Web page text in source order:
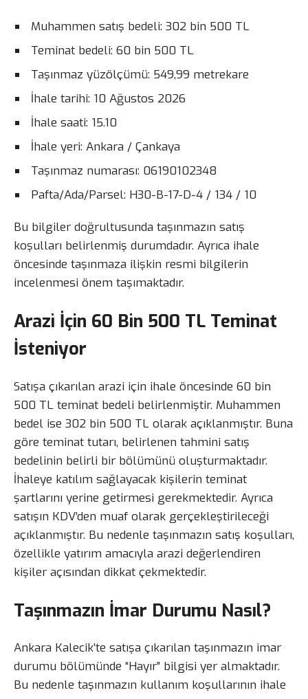
Muhammen satış bedeli: 302 bin 500 TL
Teminat bedeli: 60 bin 500 TL
Taşınmaz yüzölçümü: 549,99 metrekare
İhale tarihi: 10 Ağustos 2026
İhale saati: 15.10
İhale yeri: Ankara / Çankaya
Taşınmaz numarası: 06190102348
Pafta/Ada/Parsel: H30-B-17-D-4 / 134 / 10
Bu bilgiler doğrultusunda taşınmazın satış
koşulları belirlenmiş durumdadır. Ayrıca ihale
öncesinde taşınmaza ilişkin resmi bilgilerin
incelenmesi önem taşımaktadır.
Arazi İçin 60 Bin 500 TL Teminat
İsteniyor
Satışa çıkarılan arazi için ihale öncesinde 60 bin
500 TL teminat bedeli belirlenmiştir. Muhammen
bedel ise 302 bin 500 TL olarak açıklanmıştır. Buna
göre teminat tutarı, belirlenen tahmini satış
bedelinin belirli bir bölümünü oluşturmaktadır.
İhaleye katılım sağlayacak kişilerin teminat
şartlarını yerine getirmesi gerekmektedir. Ayrıca
satışın KDV’den muaf olarak gerçekleştirileceği
açıklanmıştır. Bu nedenle taşınmazın satış koşulları,
özellikle yatırım amacıyla arazi değerlendiren
kişiler açısından dikkat çekmektedir.
Taşınmazın İmar Durumu Nasıl?
Ankara Kalecik’te satışa çıkarılan taşınmazın imar
durumu bölümünde “Hayır” bilgisi yer almaktadır.
Bu nedenle taşınmazın kullanım koşullarının ihale